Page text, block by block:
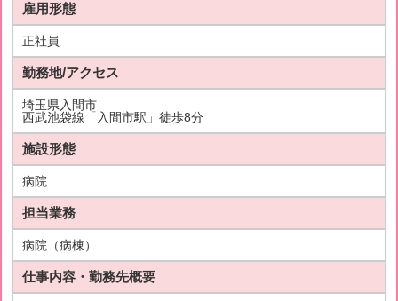
雇用形態
正社員
勤務地/アクセス
埼玉県入間市
西武池袋線「入間市駅」徒歩8分
施設形態
病院
担当業務
病院（病棟）
仕事内容・勤務先概要